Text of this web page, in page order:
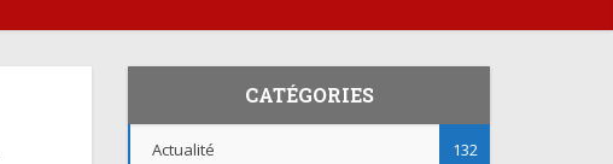
CATÉGORIES
Actualité 132